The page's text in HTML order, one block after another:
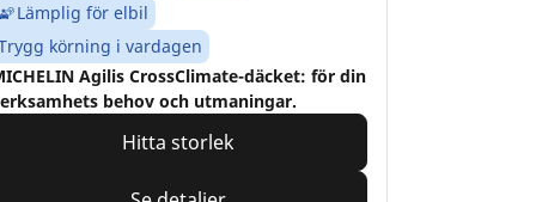
Lämplig för elbil
körning i vardagen
Agilis CrossClimate-däcket: för din
behov och utmaningar.
Hitta storlek